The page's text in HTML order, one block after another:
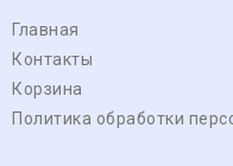
Главная
Контакты
Корзина
Политика обработки